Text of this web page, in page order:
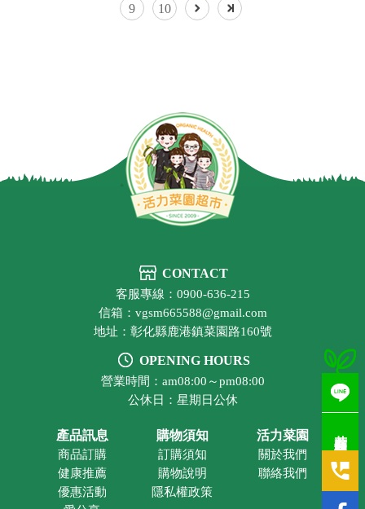
9 10
CONTACT
客服專線：0900-636-215
信箱：vgsm665588@gmail.com
地址：彰化縣鹿港鎮菜園路160號
OPENING HOURS
營業時間：am08:00～pm08:00
公休日：星期日公休
產品訊息
商品訂購
健康推薦
優惠活動
購物須知
訂購須知
購物說明
隱私權政策
活力菜園
關於我們
聯絡我們